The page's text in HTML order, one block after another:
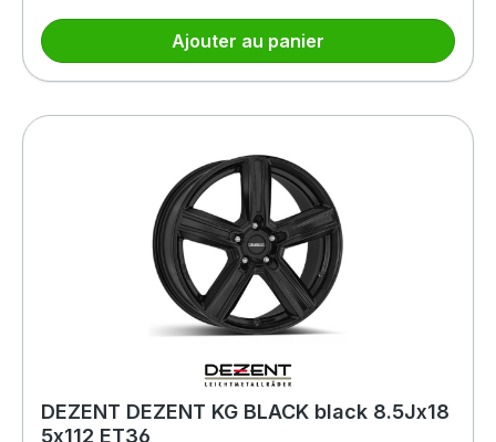
Ajouter au panier
DEZENT DEZENT KG BLACK black 8.5Jx18
5x112 ET36